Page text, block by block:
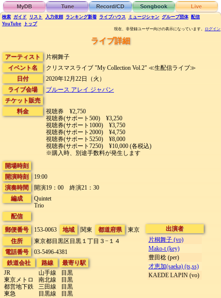
MyDB Tune Record/CD Songbook Live
検索 ガイド リスト 入力依頼 ランキング新着 ライブハウス ミュージシャン グループ団体 配信
YouTube
トップ
現在、非登録ユーザー向けの表示になっています。 ログイン
ライブ詳細
アーティスト
片桐舞子
イベント名
クリスマスライブ "My Collection Vol.2" ≪生配信ライブ≫
日付
2020年12月22日（火）
ライブ会場
ブルース アレイ ジャパン
チケット販売
料金
視聴券 ¥2,750
視聴券(サポート500) ¥3,250
視聴券(サポート1000) ¥3,750
視聴券(サポート2000) ¥4,750
視聴券(サポート5250) ¥8,000
視聴券(サポート7250) ¥10,000 (各税込)
※購入時、別途手数料が発生します
開場時刻
開演時刻
19:00
演奏時間
開演19：00 終演21：30
編成
Quintet
Trio
配信
郵便番号
153-0063 地域 関東 都道府県
東京
住所
東京都目黒区目黒１丁目３−１４
電話番号
03-5496-4381
鉄道会社
JR
東京メトロ
都営地下鉄
東急
路線
山手線
南北線
三田線
目黒線
最寄り駅
目黒
目黒
目黒
目黒
出演者
片桐舞子 (vo)
Mako-t (key)
豊田稔 (per)
才恵加(saeka) (ts,ss)
KAEDE LAPIN (vo)